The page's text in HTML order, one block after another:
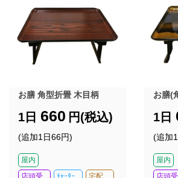
お膳 角型折畳 木目柄
1日 660 円(税込)
(追加1日66円)
屋内
店頭受
ﾁｬｰﾀｰ
宅配
お膳(
1日
(追加
屋内
店頭受